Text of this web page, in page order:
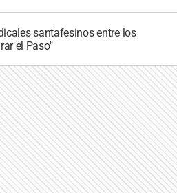
santafesinos entre los
el Paso"